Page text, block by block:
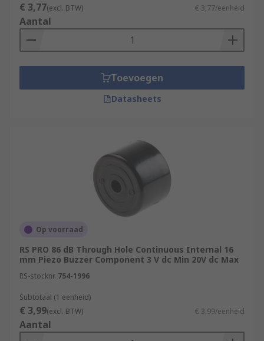
€ 3,77(excl. BTW) € 3,77/eenheid
Aantal
Toevoegen
Datasheets
Op voorraad
RS PRO 86 dB Through Hole Continuous Internal 16
mm Piezo Buzzer Component 3 V dc Min 20V dc Max
RS-stocknr. 754-1996
Subtotaal (1 eenheid)
€ 3,99(excl. BTW) € 3,99/eenheid
Aantal